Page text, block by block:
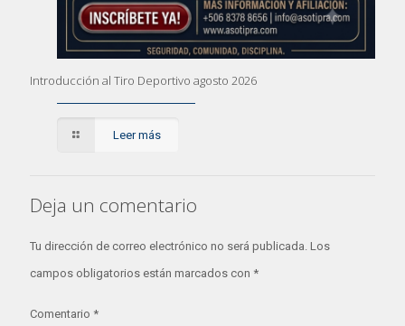
Introducción al Tiro Deportivo agosto 2026
Leer más
Deja un comentario
Tu dirección de correo electrónico no será publicada. Los
campos obligatorios están marcados con *
Comentario *